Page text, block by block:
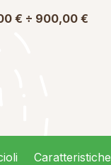
€ ÷ 900,00 €
Caratteristiche